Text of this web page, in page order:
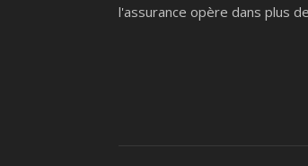
l'assurance opère dans plus